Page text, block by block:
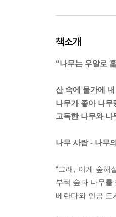
책소개
“나무는 우알로
산 속에 물가에
나무가 좋아 나무
고독한 나무와
나무 사람 - 나무
“그래, 이게 숲해
부쩍 숲과 나무
베란다와 인공 도